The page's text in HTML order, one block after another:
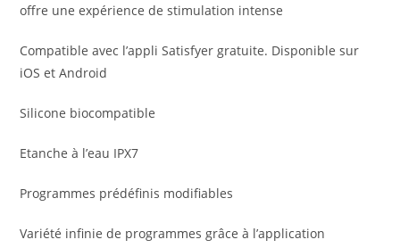
offre une expérience de stimulation intense
Compatible avec l’appli Satisfyer gratuite. Disponible sur
iOS et Android
Silicone biocompatible
Etanche à l’eau IPX7
Programmes prédéfinis modifiables
Variété infinie de programmes grâce à l’application